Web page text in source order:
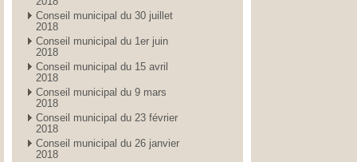
Conseil municipal du 30 juillet
2018
Conseil municipal du 1er juin
2018
Conseil municipal du 15 avril
2018
Conseil municipal du 9 mars
2018
Conseil municipal du 23 février
2018
Conseil municipal du 26 janvier
2018